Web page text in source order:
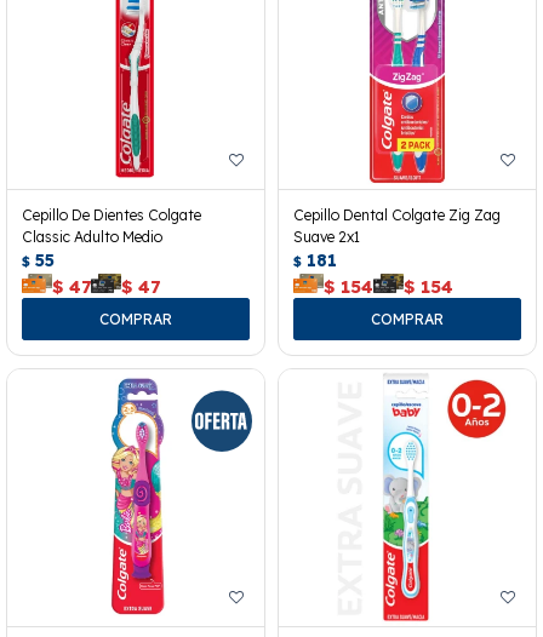
Cepillo De Dientes Colgate
Classic Adulto Medio
$ 55
$ 47 $ 47
Cepillo Dental Colgate Zig Zag
Suave 2x1
$ 181
$ 154 $ 154